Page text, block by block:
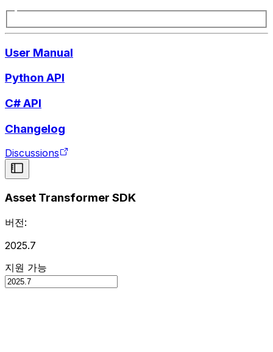
User Manual
Python API
C# API
Changelog
Discussions
Asset Transformer SDK
버전:
2025.7
지원 가능